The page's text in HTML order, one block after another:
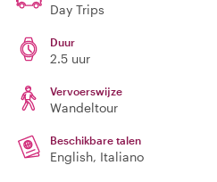
Day Trips
Duur
2.5 uur
Vervoerswijze
Wandeltour
Beschikbare talen
English, Italiano